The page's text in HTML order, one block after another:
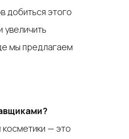
добиться этого
мы предлагаем
— это